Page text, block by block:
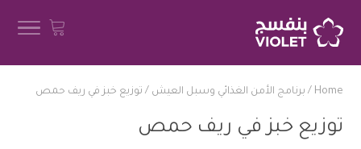
Home
/ برنامج الأمن الغذائي وسبل العيش / ‏توزيع خبز في ريف حمص‏
‏توزيع خبز في ريف حمص‏